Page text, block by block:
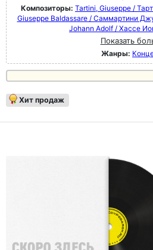
Композиторы: Tartini, Giuseppe /
Giuseppe Baldassare / Саммартини
Johann Adolf / Хассе
Показать
Жанры:
Хит продаж